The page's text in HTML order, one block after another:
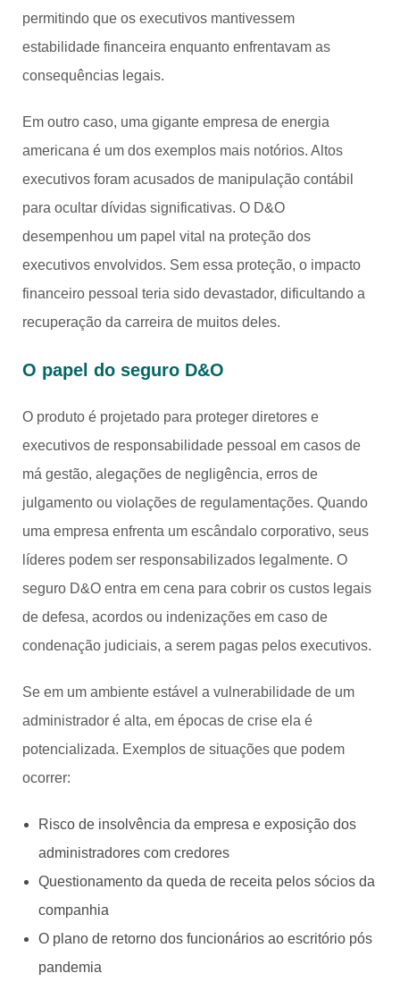
permitindo que os executivos mantivessem
estabilidade financeira enquanto enfrentavam as
consequências legais.
Em outro caso, uma gigante empresa de energia
americana é um dos exemplos mais notórios. Altos
executivos foram acusados de manipulação contábil
para ocultar dívidas significativas. O D&O
desempenhou um papel vital na proteção dos
executivos envolvidos. Sem essa proteção, o impacto
financeiro pessoal teria sido devastador, dificultando a
recuperação da carreira de muitos deles.
O papel do seguro D&O
O produto é projetado para proteger diretores e
executivos de responsabilidade pessoal em casos de
má gestão, alegações de negligência, erros de
julgamento ou violações de regulamentações. Quando
uma empresa enfrenta um escândalo corporativo, seus
líderes podem ser responsabilizados legalmente. O
seguro D&O entra em cena para cobrir os custos legais
de defesa, acordos ou indenizações em caso de
condenação judiciais, a serem pagas pelos executivos.
Se em um ambiente estável a vulnerabilidade de um
administrador é alta, em épocas de crise ela é
potencializada. Exemplos de situações que podem
ocorrer:
Risco de insolvência da empresa e exposição dos
administradores com credores
Questionamento da queda de receita pelos sócios da
companhia
O plano de retorno dos funcionários ao escritório pós
pandemia